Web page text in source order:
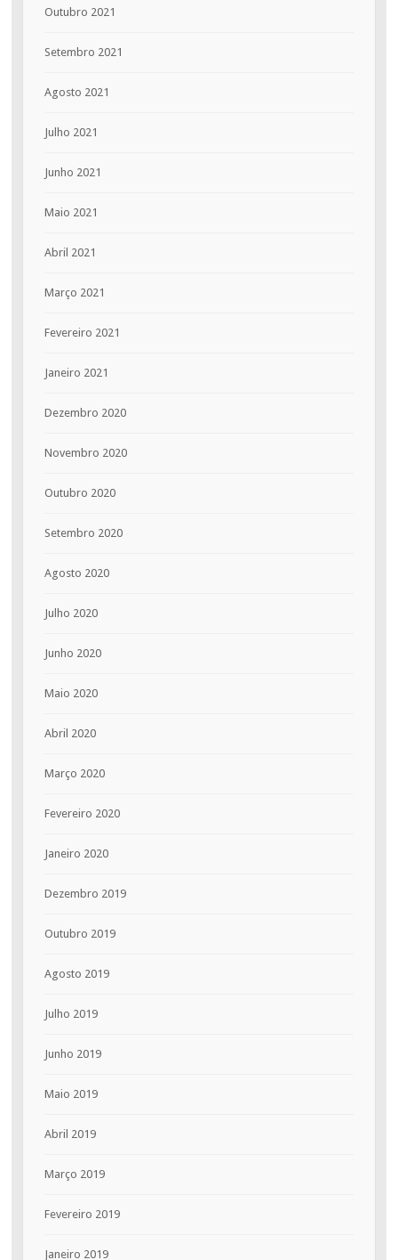
Outubro 2021
Setembro 2021
Agosto 2021
Julho 2021
Junho 2021
Maio 2021
Abril 2021
Março 2021
Fevereiro 2021
Janeiro 2021
Dezembro 2020
Novembro 2020
Outubro 2020
Setembro 2020
Agosto 2020
Julho 2020
Junho 2020
Maio 2020
Abril 2020
Março 2020
Fevereiro 2020
Janeiro 2020
Dezembro 2019
Outubro 2019
Agosto 2019
Julho 2019
Junho 2019
Maio 2019
Abril 2019
Março 2019
Fevereiro 2019
Janeiro 2019